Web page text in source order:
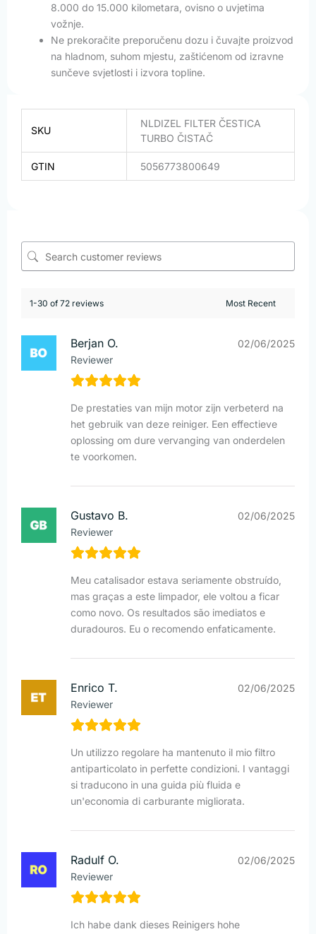
8.000 do 15.000 kilometara, ovisno o uvjetima
vožnje.
Ne prekoračite preporučenu dozu i čuvajte proizvod
na hladnom, suhom mjestu, zaštićenom od izravne
sunčeve svjetlosti i izvora topline.
SKU
NLDIZEL FILTER ČESTICA
TURBO ČISTAČ
GTIN 5056773800649
1-30 of 72 reviews
Berjan O.
Reviewer
02/06/2025
De prestaties van mijn motor zijn verbeterd na
het gebruik van deze reiniger. Een effectieve
oplossing om dure vervanging van onderdelen
te voorkomen.
Gustavo B.
Reviewer
02/06/2025
Meu catalisador estava seriamente obstruído,
mas graças a este limpador, ele voltou a ficar
como novo. Os resultados são imediatos e
duradouros. Eu o recomendo enfaticamente.
Enrico T.
Reviewer
02/06/2025
Un utilizzo regolare ha mantenuto il mio filtro
antiparticolato in perfette condizioni. I vantaggi
si traducono in una guida più fluida e
un'economia di carburante migliorata.
Radulf O.
Reviewer
02/06/2025
Ich habe dank dieses Reinigers hohe